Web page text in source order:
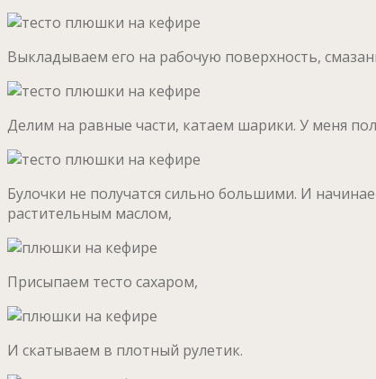
Выкладываем его на рабочую поверхность,
Делим на равные части, катаем шарики. У меня
Булочки не получатся сильно большими. И
растительным маслом,
Присыпаем тесто сахаром,
И скатываем в плотный рулетик.